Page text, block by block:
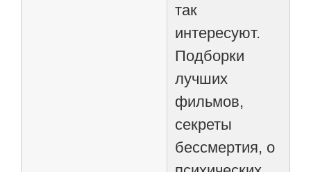
так
интересуют.
Подборки
лучших
фильмов,
секреты
бессмертия, о